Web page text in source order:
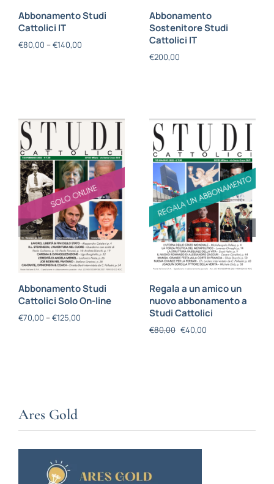
Abbonamento Studi
Cattolici IT
€80,00 – €140,00
Abbonamento
Sostenitore Studi
Cattolici IT
€200,00
Abbonamento Studi
Cattolici Solo On-line
€70,00 – €125,00
Regala a un amico un
nuovo abbonamento a
Studi Cattolici
€80,00 €40,00
Ares Gold